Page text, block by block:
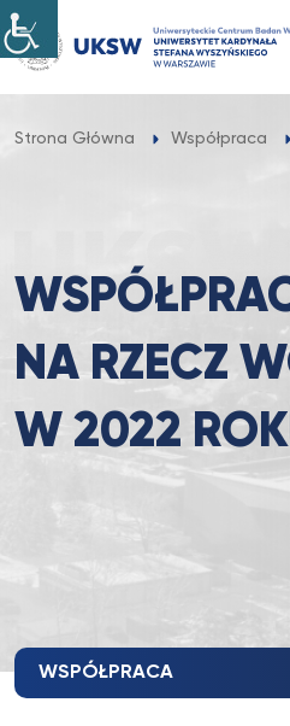
Przejdź
do
treści
Strona Główna Współpraca
NA RZECZ
W 2022
WSPÓŁPRACA